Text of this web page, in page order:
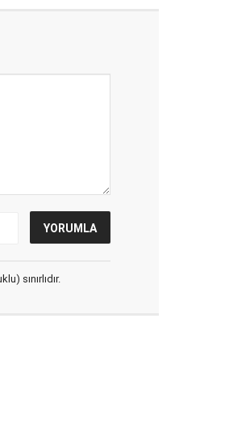
sınırlıdır.